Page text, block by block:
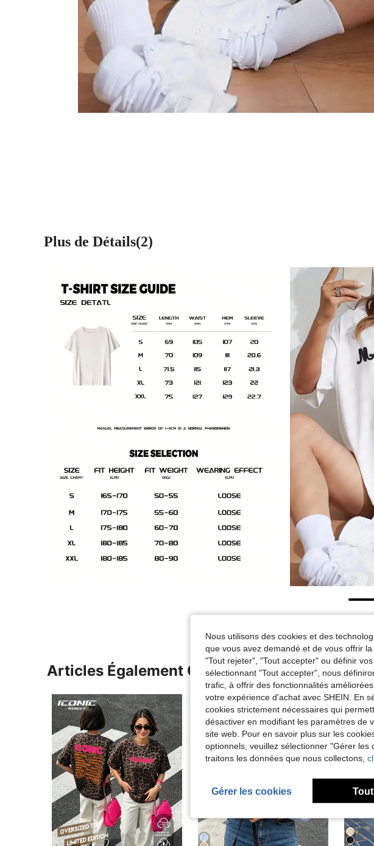
Plus de Détails(2)
Articles Également Consultés
Nous utilisons des cookies et des
que vous avez demandé et de vous offrir
"Tout rejeter", "Tout accepter" ou définir
sélectionnant "Tout accepter", nous
trafic, à offrir des fonctionnalités
votre expérience d'achat avec SHEIN. En
cookies strictement nécessaires qui
désactiver en modifiant les paramètres de
site web. Pour en savoir plus sur les
optionnels, veuillez sélectionner "Gérer
traitons les données que nous collectons,
Gérer les cookies